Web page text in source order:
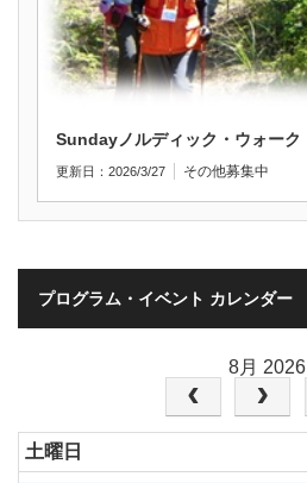
Sundayノルディック・ウォーク
更新日：2026/3/27 その他募集中
プログラム・イベント カレンダー
8月 2026
土曜日